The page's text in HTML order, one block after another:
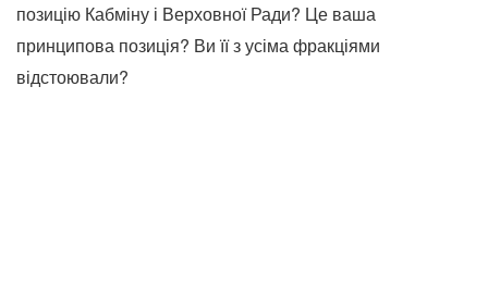
позицію Кабміну і Верховної Ради? Це ваша
принципова позиція? Ви її з усіма фракціями
відстоювали?